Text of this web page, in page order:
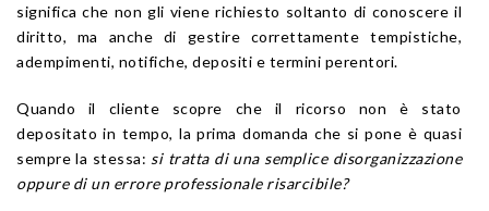
significa che non gli viene richiesto soltanto di conoscere il
diritto, ma anche di gestire correttamente tempistiche,
adempimenti, notifiche, depositi e termini perentori.
Quando il cliente scopre che il ricorso non è stato
depositato in tempo, la prima domanda che si pone è quasi
sempre la stessa: si tratta di una semplice disorganizzazione
oppure di un errore professionale risarcibile?